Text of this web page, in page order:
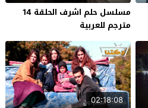
مسلسل حلم اشرف الحلقة 14
مترجم للعربية
02:18:08